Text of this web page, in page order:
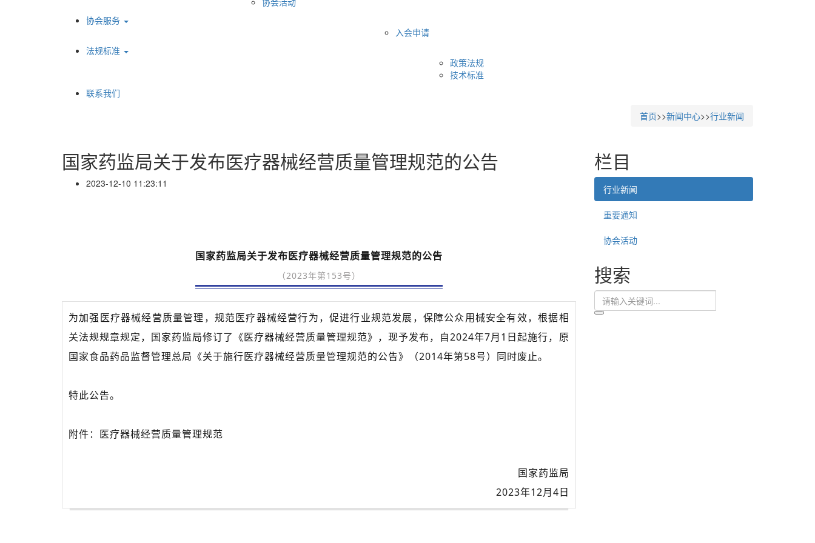
协会服务
入会申请
法规标准
政策法规
技术标准
联系我们
首页>>新闻中心>>行业新闻
国家药监局关于发布医疗器械经营质量管理规范的公告
2023-12-10 11:23:11
国家药监局关于发布医疗器械经营质量管理规范的公告
（2023年第153号）
为加强医疗器械经营质量管理，规范医疗器械经营行为，促进行业规范发展，保障公众用械安全有效，根据相
关法规规章规定，国家药监局修订了《医疗器械经营质量管理规范》，现予发布，自2024年7月1日起施行，原
国家食品药品监督管理总局《关于施行医疗器械经营质量管理规范的公告》（2014年第58号）同时废止。
特此公告。
附件：医疗器械经营质量管理规范
国家药监局
2023年12月4日
栏目
行业新闻
重要通知
协会活动
搜索